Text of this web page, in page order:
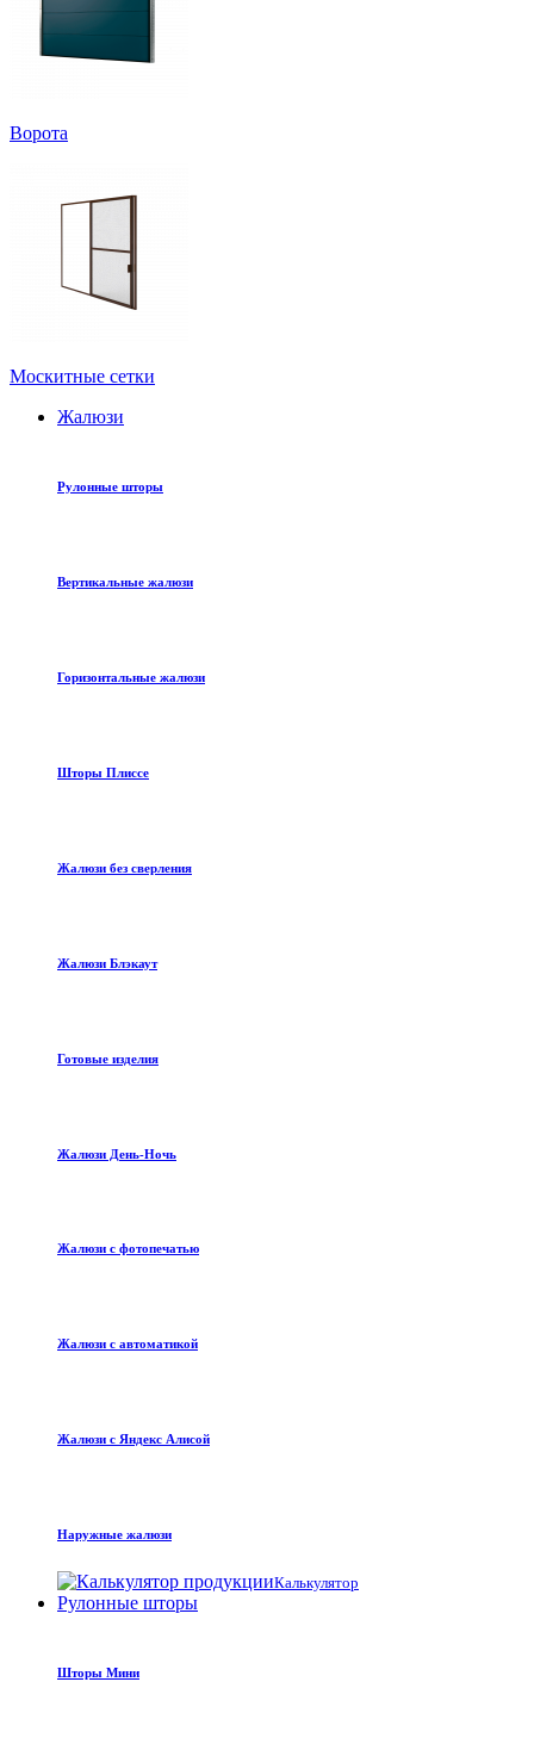
Ворота
Москитные сетки
Жалюзи
Рулонные шторы
Вертикальные жалюзи
Горизонтальные жалюзи
Шторы Плиссе
Жалюзи без сверления
Жалюзи Блэкаут
Готовые изделия
Жалюзи День-Ночь
Жалюзи с фотопечатью
Жалюзи с автоматикой
Жалюзи с Яндекс Алисой
Наружные жалюзи
Калькулятор
Рулонные шторы
Шторы Мини